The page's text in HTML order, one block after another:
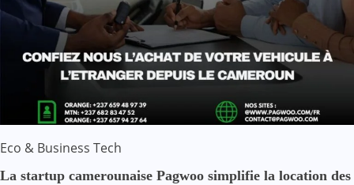
Eco & Business Tech
La startup camerounaise Pagwoo simplifie la location des